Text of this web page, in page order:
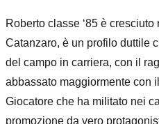
Roberto classe ‘85 è
Catanzaro, è un profilo duttile
del campo in carriera, con il
abbassato maggiormente con
Giocatore che ha militato nei
promozione da vero